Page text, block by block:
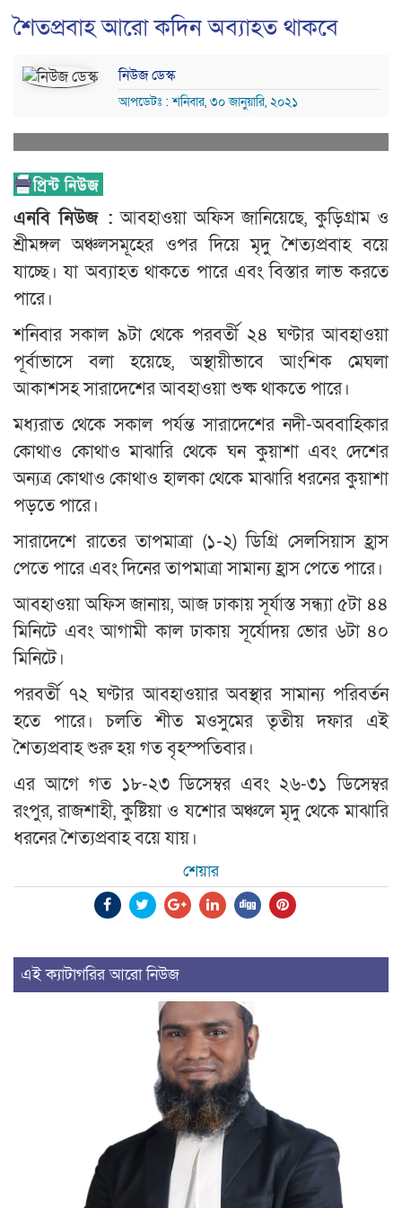
শৈতপ্রবাহ আরো কদিন অব্যাহত থাকবে
নিউজ ডেস্ক
আপডেটঃ : শনিবার, ৩০ জানুয়ারি, ২০২১
এনবি নিউজ : আবহাওয়া অফিস জানিয়েছে, কুড়িগ্রাম ও
শ্রীমঙ্গল অঞ্চলসমূহের ওপর দিয়ে মৃদু শৈত্যপ্রবাহ বয়ে
যাচ্ছে। যা অব্যাহত থাকতে পারে এবং বিস্তার লাভ করতে
পারে।
শনিবার সকাল ৯টা থেকে পরবর্তী ২৪ ঘণ্টার আবহাওয়া
পূর্বাভাসে বলা হয়েছে, অস্থায়ীভাবে আংশিক মেঘলা
আকাশসহ সারাদেশের আবহাওয়া শুষ্ক থাকতে পারে।
মধ্যরাত থেকে সকাল পর্যন্ত সারাদেশের নদী-অববাহিকার
কোথাও কোথাও মাঝারি থেকে ঘন কুয়াশা এবং দেশের
অন্যত্র কোথাও কোথাও হালকা থেকে মাঝারি ধরনের কুয়াশা
পড়তে পারে।
সারাদেশে রাতের তাপমাত্রা (১-২) ডিগ্রি সেলসিয়াস হ্রাস
পেতে পারে এবং দিনের তাপমাত্রা সামান্য হ্রাস পেতে পারে।
আবহাওয়া অফিস জানায়, আজ ঢাকায় সূর্যাস্ত সন্ধ্যা ৫টা ৪৪
মিনিটে এবং আগামী কাল ঢাকায় সূর্যোদয় ভোর ৬টা ৪০
মিনিটে।
পরবর্তী ৭২ ঘণ্টার আবহাওয়ার অবস্থার সামান্য পরিবর্তন
হতে পারে। চলতি শীত মওসুমের তৃতীয় দফার এই
শৈত্যপ্রবাহ শুরু হয় গত বৃহস্পতিবার।
এর আগে গত ১৮-২৩ ডিসেম্বর এবং ২৬-৩১ ডিসেম্বর
রংপুর, রাজশাহী, কুষ্টিয়া ও যশোর অঞ্চলে মৃদু থেকে মাঝারি
ধরনের শৈত্যপ্রবাহ বয়ে যায়।
শেয়ার
এই ক্যাটাগরির আরো নিউজ